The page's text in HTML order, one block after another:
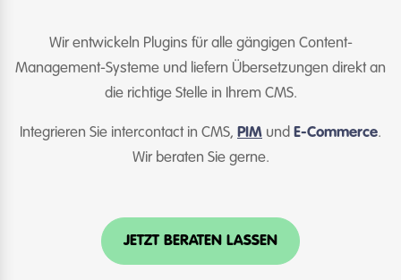
Wir entwickeln Plugins für alle gängigen Content-
Management-Systeme und liefern Übersetzungen direkt an
die richtige Stelle in Ihrem CMS.
Integrieren Sie intercontact in CMS, PIM und E-Commerce.
Wir beraten Sie gerne.
JETZT BERATEN LASSEN